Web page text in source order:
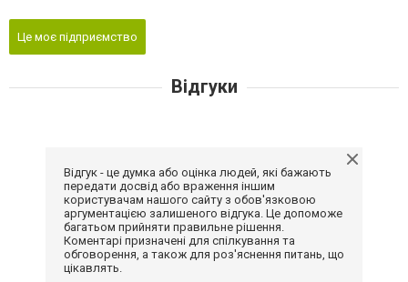
Це моє підприємство
Відгуки
Відгук - це думка або оцінка людей, які бажають
передати досвід або враження іншим
користувачам нашого сайту з обов'язковою
аргументацією залишеного відгука. Це допоможе
багатьом прийняти правильне рішення.
Коментарі призначені для спілкування та
обговорення, а також для роз'яснення питань, що
цікавлять.